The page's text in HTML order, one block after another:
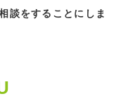
談をすることにしま